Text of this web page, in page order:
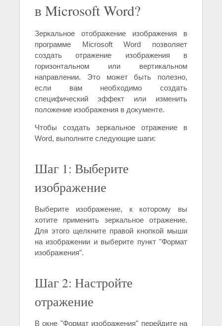
в Microsoft Word?
Зеркальное отображение изображения в
программе Microsoft Word позволяет
создать отражение изображения в
горизонтальном или вертикальном
направлении. Это может быть полезно,
если вам необходимо создать
специфический эффект или изменить
положение изображения в документе.
Чтобы создать зеркальное отражение в
Word, выполните следующие шаги:
Шаг 1: Выберите
изображение
Выберите изображение, к которому вы
хотите применить зеркальное отражение.
Для этого щелкните правой кнопкой мыши
на изображении и выберите пункт "Формат
изображения".
Шаг 2: Настройте
отражение
В окне "Формат изображения" перейдите на